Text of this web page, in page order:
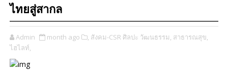
ไทยสู่สากล
Admin month ago ​, สังคม-CSR ศิลปะ วัฒนธรรม​, สาธารณสุข,
ไฮไลท์,